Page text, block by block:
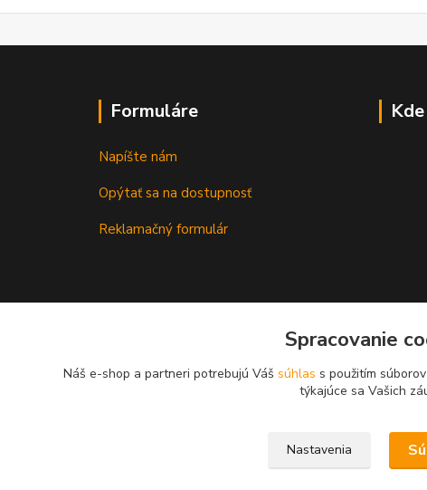
Formuláre
Napíšte nám
Opýtať sa na dostupnosť
Reklamačný formulár
Spracovanie
Náš e-shop a partneri potrebujú Váš súhlas s použitím
týkajúce sa Vašich
Nastavenia